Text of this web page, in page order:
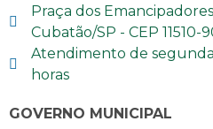
Praça dos
Cubatão/SP - CEP 11510-
Atendimento de segunda
horas
GOVERNO MUNICIPAL